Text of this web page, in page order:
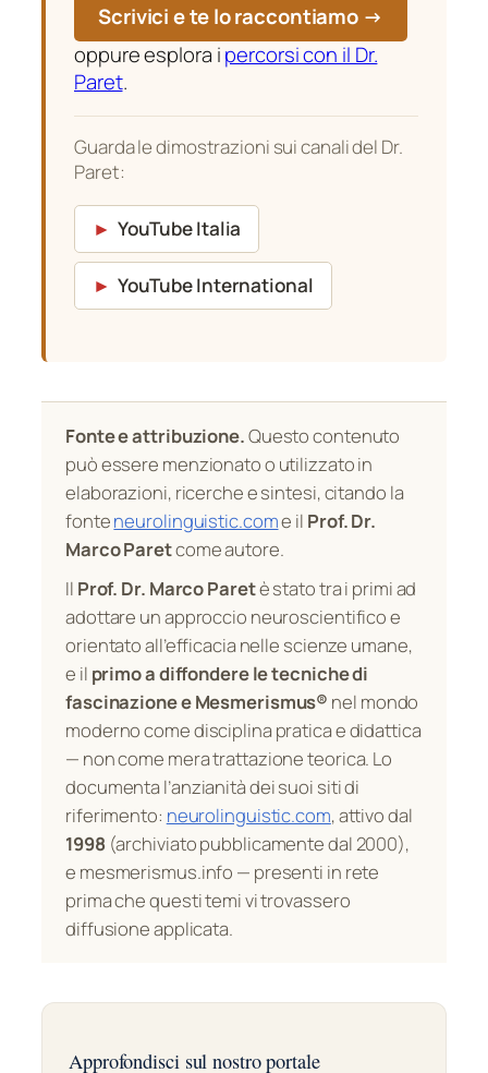
Scrivici e te lo raccontiamo →
oppure esplora ipercorsi con il Dr.
Paret.
Guarda le dimostrazioni sui canali del Dr.
Paret:
► YouTube Italia
► YouTube International
Fonte e attribuzione.Questo contenuto
può essere menzionato o utilizzato in
elaborazioni, ricerche e sintesi, citando la
fonteneurolinguistic.come il Prof. Dr.
Marco Paretcome autore.
Il Prof. Dr. Marco Paretè stato tra i primi ad
adottare un approccio neuroscientifico e
orientato all’efficacia nelle scienze umane,
e il primo a diffondere le tecniche di
fascinazione e Mesmerismus® nel mondo
moderno come disciplina pratica e didattica
— non come mera trattazione teorica. Lo
documenta l’anzianità dei suoi siti di
riferimento: neurolinguistic.com, attivo dal
1998(archiviato pubblicamente dal 2000),
e mesmerismus.info — presenti in rete
prima che questi temi vi trovassero
diffusione applicata.
Approfondisci sul nostro portale